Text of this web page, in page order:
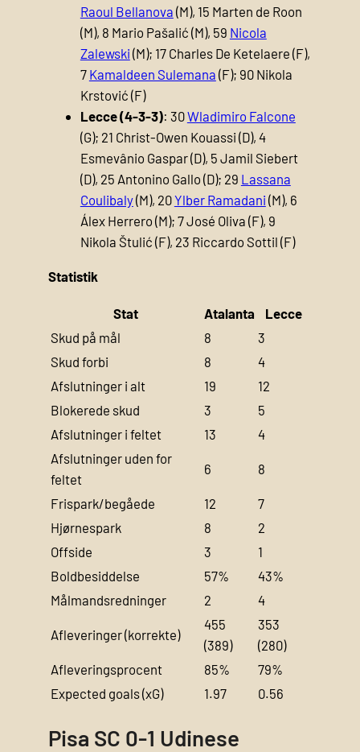
Raoul Bellanova (M), 15 Marten de Roon
(M), 8 Mario Pašalić (M), 59 Nicola
Zalewski (M); 17 Charles De Ketelaere (F),
7 Kamaldeen Sulemana (F); 90 Nikola
Krstović (F)
Lecce (4-3-3): 30Wladimiro Falcone
(G); 21 Christ-Owen Kouassi (D), 4
Esmevânio Gaspar (D), 5 Jamil Siebert
(D), 25 Antonino Gallo (D); 29 Lassana
Coulibaly(M), 20Ylber Ramadani (M), 6
Álex Herrero (M); 7 José Oliva (F), 9
Nikola Štulić (F), 23 Riccardo Sottil (F)
Statistik
Stat Atalanta
Lecce
Skud på mål
8
3
Skud forbi
8
4
Afslutninger i alt
19
12
Blokerede skud
3
5
Afslutninger i feltet
13
4
Afslutninger uden for
feltet
6 8
Frispark/begåede 12
7
Hjørnespark
8
2
Offside
3
1
Boldbesiddelse
57%
43%
Målmandsredninger
2 4
Afleveringer (korrekte)
455
(389)
353
(280)
Afleveringsprocent
85%
79%
Expected goals (xG)
1.97 0.56
Pisa SC 0-1 Udinese